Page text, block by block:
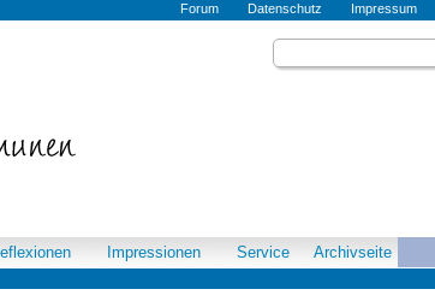
Forum Datenschutz Impressum
Impressionen Service Archivseite